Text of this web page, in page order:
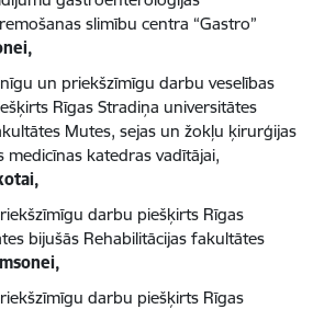
slimību centra “Gastro”
un priekšzīmīgu darbu veselības
Rīgas Stradiņa universitātes
Mutes, sejas un žokļu ķirurģijas
katedras vadītājai,
darbu piešķirts Rīgas
bijušās Rehabilitācijas fakultātes
darbu piešķirts Rīgas